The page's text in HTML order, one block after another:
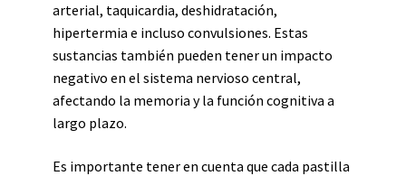
arterial, taquicardia, deshidratación,
hipertermia e incluso convulsiones. Estas
sustancias también pueden tener un impacto
negativo en el sistema nervioso central,
afectando la memoria y la función cognitiva a
largo plazo.
Es importante tener en cuenta que cada pastilla